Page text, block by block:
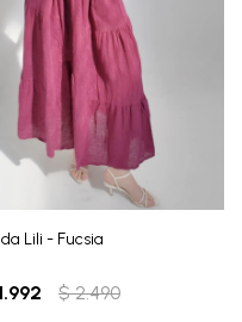
Lili - Fucsia
$ 2.490